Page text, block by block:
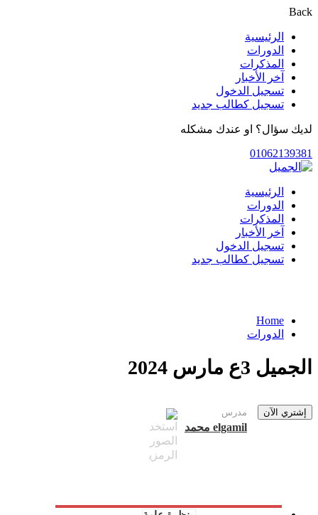
Back
الرئيسية
الدورات
المذكرات
آخر الأخبار
تسجيل الدخول
تسجيل كطالب جديد
لديك سؤال؟ او عندك مشكله
01062139381
الرئيسية
الدورات
المذكرات
آخر الأخبار
تسجيل الدخول
تسجيل كطالب جديد
Home
الدورات
الجميل 3ع مارس 2024
مدرس
elgamil محمد
إشتري الآن